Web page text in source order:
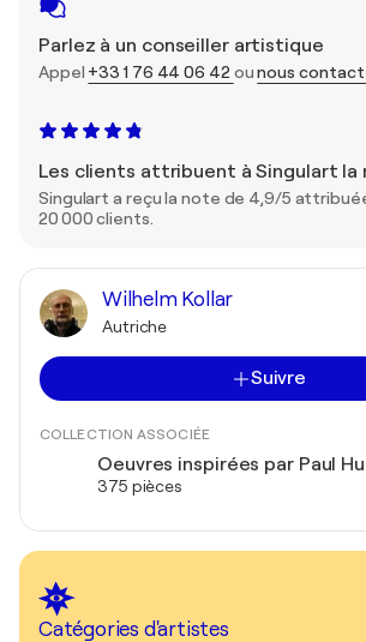
Parlez à un conseiller artistique
Appel +33 1 76 44 06 42 ounous
Les clients attribuent à Singulart la
Singulart a reçu la note de 4,9/5
20 000 clients.
Wilhelm Kollar
Autriche
Suivre
COLLECTION ASSOCIÉE
Oeuvres inspirées par Paul
375 pièces
Catégories d'artistes